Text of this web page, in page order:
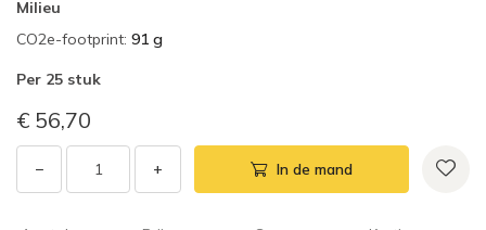
Milieu
CO2e-footprint: 91 g
Per 25 stuk
€ 56,70
− + In de mand